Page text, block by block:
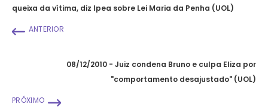
queixa da vítima, diz Ipea sobre Lei Maria da Penha (UOL)
ANTERIOR
08/12/2010 - Juiz condena Bruno e culpa Eliza por
"comportamento desajustado" (UOL)
PRÓXIMO